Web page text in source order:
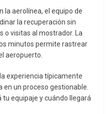
la aerolínea, el equipo de
la recuperación sin
o visitas al mostrador. La
minutos permite rastrear
aeropuerto.
experiencia típicamente
un proceso gestionable.
equipaje y cuándo llegará